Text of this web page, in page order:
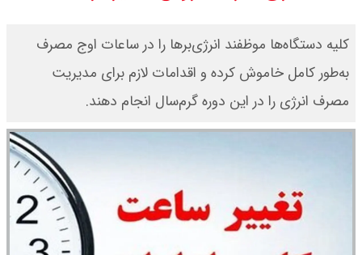
برتر می رسد ؟
سنتی جمهوری‌خواهان را از دست می
بنزین برای دولت چقدر تمام می شود؟
یک ادعا: برخی مالکان اجاره بها را ۶۰
کلیه دستگاه‌ها موظفند انرژی‌برها را در ساعات اوج مصرف
به‌طور کامل خاموش کرده و اقدامات لازم برای مدیریت
مصرف انرژی را در این دوره گرم‌سال انجام دهند.